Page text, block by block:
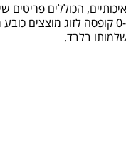
הכוללים פריטים
שכל הורה טרי ישמח לקבל. המארז מכיל: אוברול ריב מידה 0-3